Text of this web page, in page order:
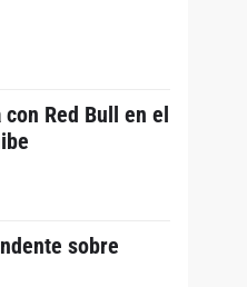
Red Bull en el
sobre